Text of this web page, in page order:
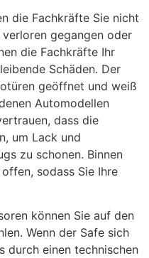
die Fachkräfte Sie nicht
gegangen oder
die Fachkräfte Ihr
Schäden. Der
geöffnet und weiß
Automodellen
dass die
um Lack und
zu schonen. Binnen
sodass Sie Ihre
können Sie auf den
Wenn der Safe sich
durch einen technischen